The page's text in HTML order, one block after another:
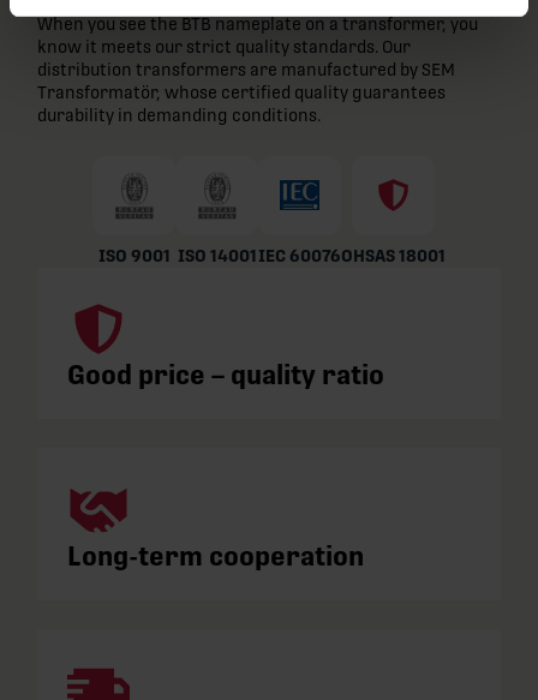
When you see the BTB nameplate on a transformer, you
know it meets our strict quality standards. Our
distribution transformers are manufactured by SEM
Transformatör, whose certified quality guarantees
durability in demanding conditions.
ISO 9001 ISO 14001IEC 60076OHSAS 18001
Good price – quality ratio
Long-term cooperation